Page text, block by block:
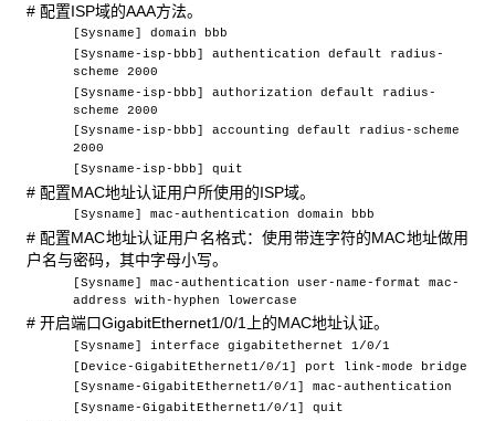
# 配置ISP域的AAA方法。
[Sysname] domain bbb
[Sysname-isp-bbb] authentication default radius-
scheme 2000
[Sysname-isp-bbb] authorization default radius-
scheme 2000
[Sysname-isp-bbb] accounting default radius-scheme
2000
[Sysname-isp-bbb] quit
# 配置MAC地址认证用户所使用的ISP域。
[Sysname] mac-authentication domain bbb
#配置MAC地址认证用户名格式：使用带连字符的MAC地址做用
户名与密码，其中字母小写。
[Sysname] mac-authentication user-name-format mac-
address with-hyphen lowercase
# 开启端口GigabitEthernet1/0/1上的MAC地址认证。
[Sysname] interface gigabitethernet 1/0/1
[Device-GigabitEthernet1/0/1] port link-mode bridge
[Sysname-GigabitEthernet1/0/1] mac-authentication
[Sysname-GigabitEthernet1/0/1] quit